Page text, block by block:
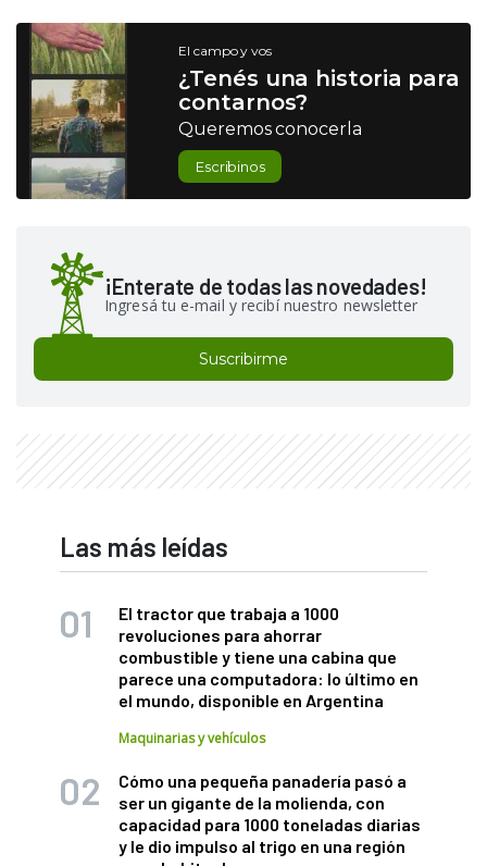
El campo y vos
¿Tenés una historia para
contarnos?
Queremos conocerla
Escribinos
¡Enterate de todas las novedades!
Ingresá tu e-mail y recibí nuestro newsletter
Suscribirme
Las más leídas
El tractor que trabaja a 1000
revoluciones para ahorrar
combustible y tiene una cabina que
parece una computadora: lo último en
el mundo, disponible en Argentina
Maquinarias y vehículos
Cómo una pequeña panadería pasó a
ser un gigante de la molienda, con
capacidad para 1000 toneladas diarias
y le dio impulso al trigo en una región